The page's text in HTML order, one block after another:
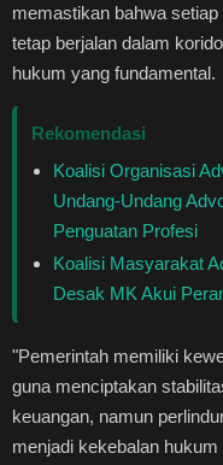
memastikan bahwa
tetap berjalan dalam
hukum yang fundamental.
Rekomendasi
Koalisi Organisasi
Undang-Undang
Penguatan Profesi
Koalisi Masyarakat
Desak MK Akui
"Pemerintah memiliki
guna menciptakan
keuangan, namun
menjadi kekebalan